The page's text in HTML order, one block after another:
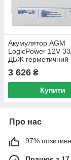
Акумулятор AGM
LogicPower 12V
ДБЖ герметичний
джерело енергії
3 626 ₴
Купити
Про нас
97%